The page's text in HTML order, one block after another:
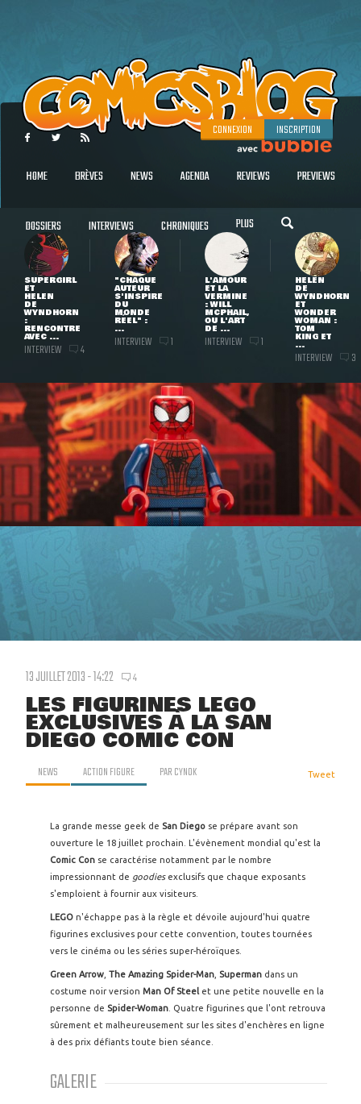
CONNEXION INSCRIPTION
HOME BRÈVES NEWS AGENDA REVIEWS PREVIEWS
DOSSIERS INTERVIEWS CHRONIQUES PLUS
SUPERGIRL
ET
HELEN
DE
WYNDHORN
:
RENCONTRE
AVEC ...
INTERVIEW 4
"CHAQUE
AUTEUR
S'INSPIRE
DU
MONDE
RÉEL" :
...
INTERVIEW 1
L'AMOUR
ET LA
VERMINE
: WILL
MCPHAIL,
OU L'ART
DE ...
INTERVIEW 1
HELEN
DE
WYNDHORN
ET
WONDER
WOMAN :
TOM
KING ET
...
INTERVIEW 3
13 JUILLET 2013 - 14:22 4
LES FIGURINES LEGO
EXCLUSIVES À LA SAN
DIEGO COMIC CON
NEWS ACTION FIGURE PARCYNOK Tweet
La grande messe geek de San Diego se prépare avant son
ouverture le 18 juillet prochain. L'évènement mondial qu'est la
Comic Con se caractérise notamment par le nombre
impressionnant de goodiesexclusifs que chaque exposants
s'emploient à fournir aux visiteurs.
LEGO n'échappe pas à la règle et dévoile aujourd'hui quatre
figurines exclusives pour cette convention, toutes tournées
vers le cinéma ou les séries super-héroïques.
Green Arrow The Amazing Spider-Man Superman dans un
costume noir version Man Of Steel et une petite nouvelle en la
personne de Spider-Woman . Quatre figurines que l'ont retrouva
sûrement et malheureusement sur les sites d'enchères en ligne
à des prix défiants toute bien séance.
GALERIE